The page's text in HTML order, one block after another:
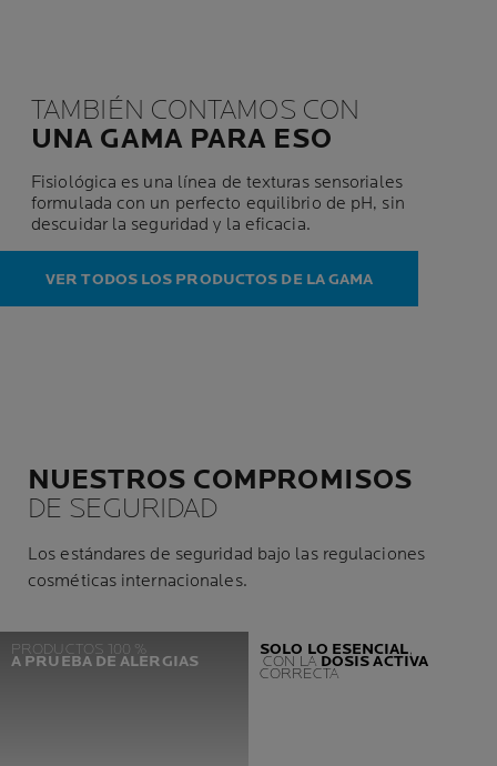
TAMBIÉN CONTAMOS CON
UNA GAMA PARA ESO
Fisiológica es una línea de texturas sensoriales
formulada con un perfecto equilibrio de pH, sin
descuidar la seguridad y la eficacia.
VER TODOS LOS PRODUCTOS DE LA GAMA
NUESTROS COMPROMISOS
DE SEGURIDAD
Los estándares de seguridad bajo las regulaciones
cosméticas internacionales.
PRODUCTOS 100 %
A PRUEBA DE ALERGIAS
SOLO LO ESENCIAL,
CON LA DOSIS ACTIVA
CORRECTA